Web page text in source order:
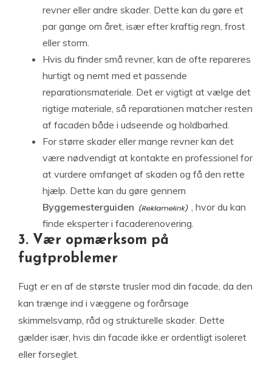
revner eller andre skader. Dette kan du gøre et
par gange om året, især efter kraftig regn, frost
eller storm.
Hvis du finder små revner, kan de ofte repareres
hurtigt og nemt med et passende
reparationsmateriale. Det er vigtigt at vælge det
rigtige materiale, så reparationen matcher resten
af facaden både i udseende og holdbarhed.
For større skader eller mange revner kan det
være nødvendigt at kontakte en professionel for
at vurdere omfanget af skaden og få den rette
hjælp. Dette kan du gøre gennem
Byggemesterguiden
, hvor du kan
finde eksperter i facaderenovering.
3. Vær opmærksom på
fugtproblemer
Fugt er en af de største trusler mod din facade, da den
kan trænge ind i væggene og forårsage
skimmelsvamp, råd og strukturelle skader. Dette
gælder især, hvis din facade ikke er ordentligt isoleret
eller forseglet.